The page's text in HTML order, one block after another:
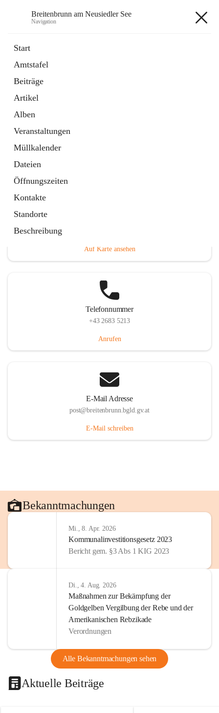
Breitenbrunn am Neusiedler See
Navigation
Start
Amtstafel
Beiträge
Artikel
Alben
Veranstaltungen
Müllkalender
Dateien
Öffnungszeiten
Kontakte
Standorte
Beschreibung
18 Schnellzugriffe
Gemeindeservice
Auf Karte ansehen
Telefonnummer
+43 2683 5213
Anrufen
E-Mail Adresse
post@breitenbrunn.bgld.gv.at
E-Mail schreiben
Bekanntmachungen
Mi., 8. Apr. 2026
Kommunalinvestitionsgesetz 2023
Bericht gem. §3 Abs 1 KIG 2023
Di., 4. Aug. 2026
Maßnahmen zur Bekämpfung der
Goldgelben Vergilbung der Rebe und der
Amerikanischen Rebzikade
Verordnungen
Alle Bekanntmachungen sehen
Aktuelle Beiträge